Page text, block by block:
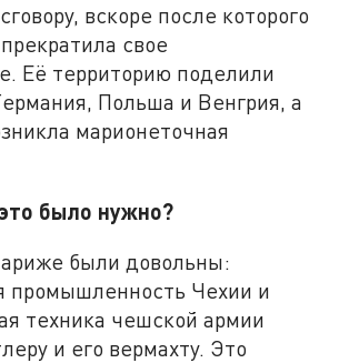
вскоре после которого
свое
Её территорию поделили
Польша и Венгрия, а
марионеточная
было нужно?
были довольны:
промышленность Чехии и
техника чешской армии
и его вермахту. Это